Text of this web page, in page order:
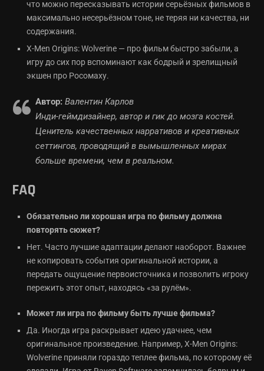
что можно пересказывать истории серьёзных фильмов в
максимально несерьёзном тоне, не теряя ни качества, ни
содержания.
X-Men Origins: Wolverine — про фильм быстро забыли, а
игру до сих пор вспоминают как бодрый и зрелищный
экшен про Росомаху.
Автор: Валентин Карлов
Инди-геймдизайнер, автор и гик до мозга костей.
Ценитель качественных нарративов и креативных
сеттингов, проводящий в вымышленных мирах
больше времени, чем в реальном.
FAQ
Обязательно ли хорошая игра по фильму должна
повторять сюжет?
Нет. Часто лучшие адаптации делают наоборот. Важнее
не копировать события оригинальной истории, а
передать ощущение первоисточника и позволить игроку
пережить этот опыт, находясь «за рулём».
Может ли игра по фильму быть лучше фильма?
Да. Иногда игра раскрывает идею удачнее, чем
оригинальное произведение. Например, X-Men Origins:
Wolverine приняли гораздо теплее фильма, по которому её